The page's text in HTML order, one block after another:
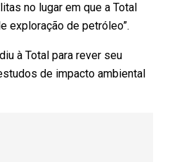
no lugar em que a Total
exploração de petróleo”.
à Total para rever seu
de impacto ambiental